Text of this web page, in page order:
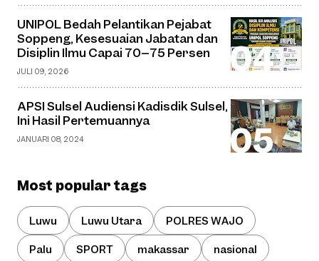
UNIPOL Bedah Pelantikan Pejabat
Soppeng, Kesesuaian Jabatan dan
Disiplin Ilmu Capai 70–75 Persen
JULI 09, 2026
APSI Sulsel Audiensi Kadisdik Sulsel,
Ini Hasil Pertemuannya
JANUARI 08, 2024
Most popular tags
Luwu Luwu Utara POLRES WAJO
Palu SPORT makassar nasional